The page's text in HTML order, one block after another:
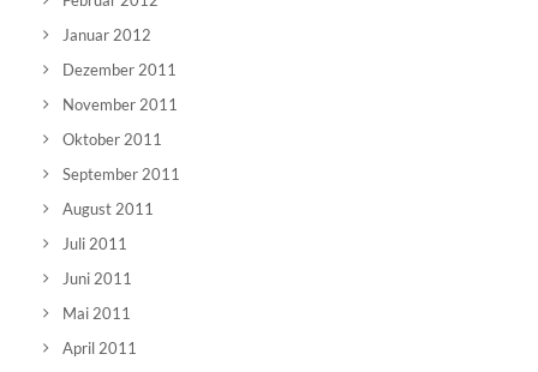
Januar 2012
Dezember 2011
November 2011
Oktober 2011
September 2011
August 2011
Juli 2011
Juni 2011
Mai 2011
April 2011